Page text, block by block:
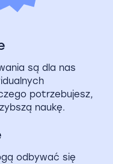
są dla nas
potrzebujesz,
naukę.
odbywać się